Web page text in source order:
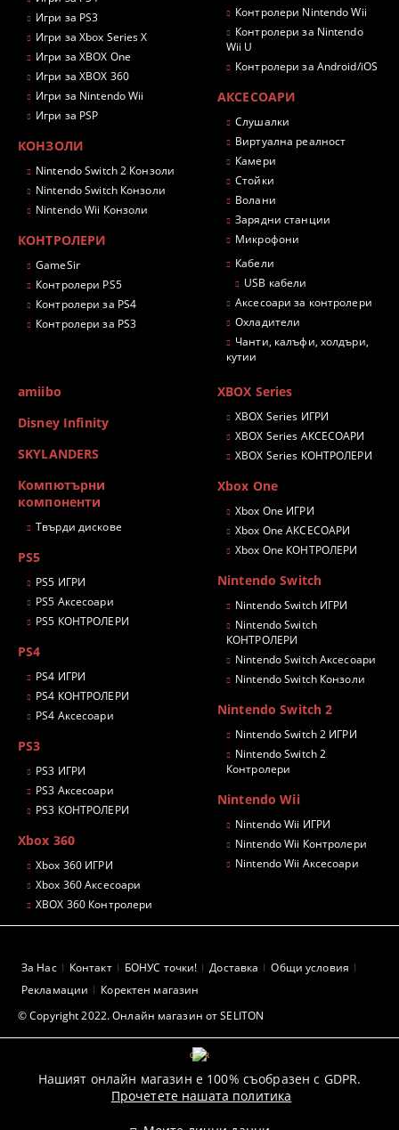
Игри за PS3
Игри за Xbox Series X
Игри за XBOX One
Игри за XBOX 360
Игри за Nintendo Wii
Игри за PSP
КОНЗОЛИ
Nintendo Switch 2 Конзоли
Nintendo Switch Конзоли
Nintendo Wii Конзоли
КОНТРОЛЕРИ
GameSir
Контролери PS5
Контролери за PS4
Контролери за PS3
Контролери Nintendo Wii
Контролери за Nintendo
Wii U
Контролери за Android/iOS
АКСЕСОАРИ
Слушалки
Виртуална реалност
Камери
Стойки
Волани
Зарядни станции
Микрофони
Кабели
USB кабели
Аксесоари за контролери
Охладители
Чанти, калъфи, холдъри,
кутии
amiibo
Disney Infinity
SKYLANDERS
Компютърни
компоненти
Твърди дискове
PS5
PS5 ИГРИ
PS5 Аксесоари
PS5 КОНТРОЛЕРИ
PS4
PS4 ИГРИ
PS4 КОНТРОЛЕРИ
PS4 Аксесоари
PS3
PS3 ИГРИ
PS3 Аксесоари
PS3 КОНТРОЛЕРИ
Xbox 360
Xbox 360 ИГРИ
Xbox 360 Аксесоари
XBOX 360 Контролери
XBOX Series
XBOX Series ИГРИ
XBOX Series АКСЕСОАРИ
XBOX Series КОНТРОЛЕРИ
Xbox One
Xbox One ИГРИ
Xbox One АКСЕСОАРИ
Xbox One КОНТРОЛЕРИ
Nintendo Switch
Nintendo Switch ИГРИ
Nintendo Switch
КОНТРОЛЕРИ
Nintendo Switch Аксесоари
Nintendo Switch Конзоли
Nintendo Switch 2
Nintendo Switch 2 ИГРИ
Nintendo Switch 2
Контролери
Nintendo Wii
Nintendo Wii ИГРИ
Nintendo Wii Контролери
Nintendo Wii Аксесоари
© Copyright 2022. Онлайн магазин от SELITON
За Нас Контакт БОНУС точки! Доставка
Общи условия
Рекламации
Коректен магазин
GDPR
Нашият онлайн магазин е 100% съобразен с GDPR.
Прочетете нашата политика